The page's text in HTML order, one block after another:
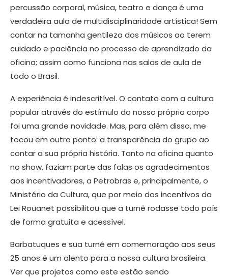
percussão corporal, música, teatro e dança é uma
verdadeira aula de multidisciplinaridade artística! Sem
contar na tamanha gentileza dos músicos ao terem
cuidado e paciência no processo de aprendizado da
oficina; assim como funciona nas salas de aula de
todo o Brasil.
A experiência é indescritível. O contato com a cultura
popular através do estímulo do nosso próprio corpo
foi uma grande novidade. Mas, para além disso, me
tocou em outro ponto: a transparência do grupo ao
contar a sua própria história. Tanto na oficina quanto
no show, faziam parte das falas os agradecimentos
aos incentivadores, a Petrobras e, principalmente, o
Ministério da Cultura, que por meio dos incentivos da
Lei Rouanet possibilitou que a turnê rodasse todo país
de forma gratuita e acessível.
Barbatuques e sua turnê em comemoração aos seus
25 anos é um alento para a nossa cultura brasileira.
Ver que projetos como este estão sendo